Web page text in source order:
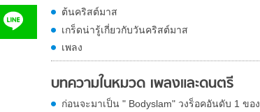
ต้นคริสต์มาส
เกร็ดน่ารู้เกี่ยวกับวันคริสต์มาส
เพลง
บทความในหมวด เพลงและดนตรี
ก่อนจะมาเป็น " Bodyslam" วงร็อคอันดับ 1 ของ